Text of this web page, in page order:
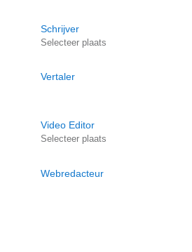
Schrijver
Selecteer plaats
Vertaler
Video Editor
Selecteer plaats
Webredacteur